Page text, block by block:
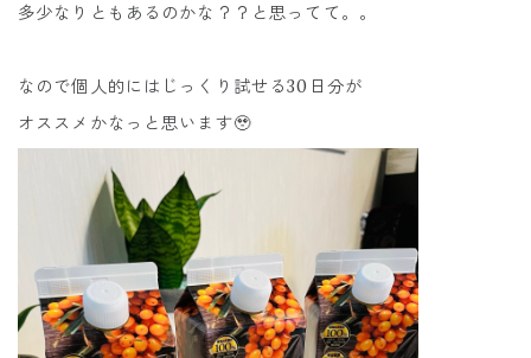
多少なりともあるのかな？？と思ってて。。
なので個人的にはじっくり試せる30日分が
オススメかなっと思います🥹